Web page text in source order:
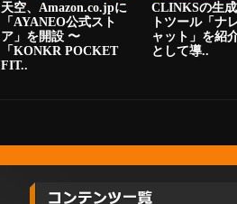
天空、Amazon.co.jpに
「AYANEO公式スト
ア」を開設 〜
「KONKR POCKET
FIT..
CLINKSの生
トツール「ナ
ャット」を紹
として導..